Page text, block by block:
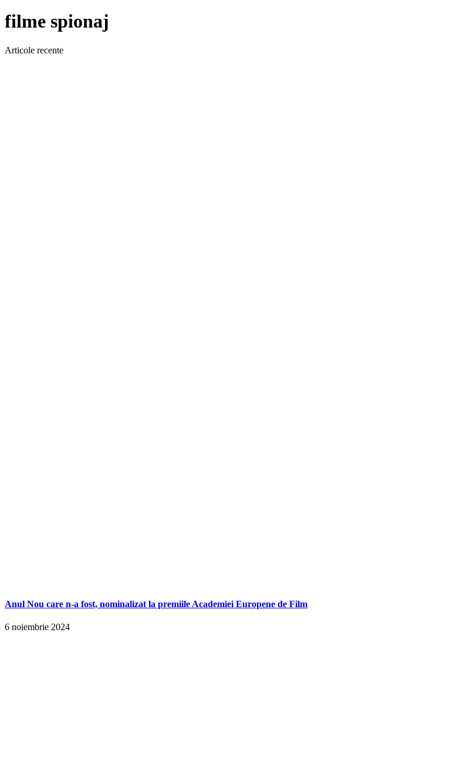
filme spionaj
Articole recente
Anul Nou care n-a fost, nominalizat la premiile Academiei Europene de Film
6 noiembrie 2024